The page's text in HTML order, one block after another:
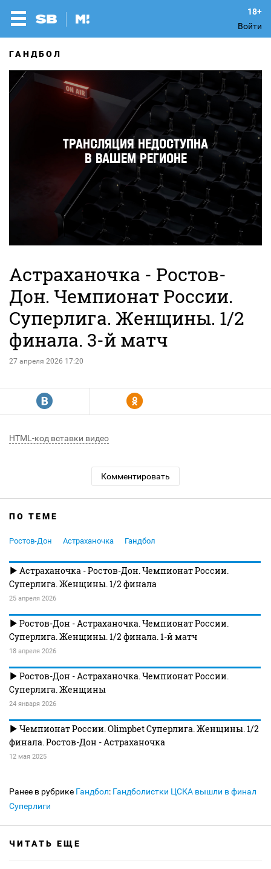
Войти
ГАНДБОЛ
Астраханочка - Ростов-
Дон. Чемпионат России.
Суперлига. Женщины. 1/2
финала. 3-й матч
27 апреля 2026 17:20
R Y
HTML-код вставки видео
Комментировать
ПО ТЕМЕ
Ростов-Дон Астраханочка Гандбол
Астраханочка - Ростов-Дон. Чемпионат России.
Суперлига. Женщины. 1/2 финала
25 апреля 2026
Ростов-Дон - Астраханочка. Чемпионат России.
Суперлига. Женщины. 1/2 финала. 1-й матч
18 апреля 2026
Ростов-Дон - Астраханочка. Чемпионат России.
Суперлига. Женщины
24 января 2026
Чемпионат России. Olimpbet Суперлига. Женщины. 1/2
финала. Ростов-Дон - Астраханочка
12 мая 2025
Ранее в рубрике Гандбол: Гандболистки ЦСКА вышли в финал
Суперлиги
ЧИТАТЬ ЕЩЕ